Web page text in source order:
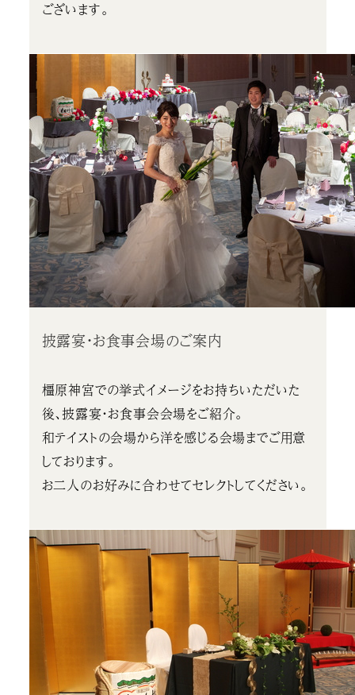
ございます。
披露宴・お食事会場のご案内
橿原神宮での挙式イメージをお持ちいただいた
後、披露宴・お食事会会場をご紹介。
和テイストの会場から洋を感じる会場までご用意
しております。
お二人のお好みに合わせてセレクトしてください。